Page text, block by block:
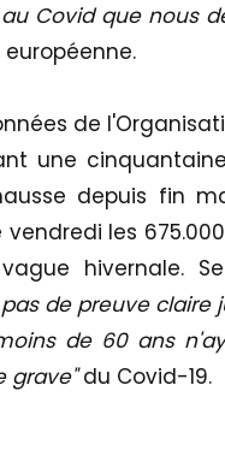
Covid que nous
de
une
depuis fin
les
hivernale.
de preuve
de 60 ans
grave"du Covid-19.